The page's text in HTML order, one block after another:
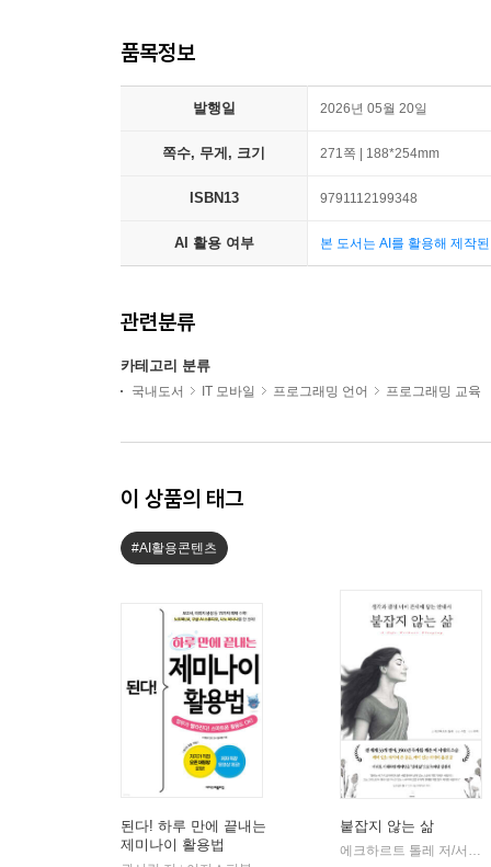
품목정보
발행일 2026년 05월 20일
쪽수, 무게, 크기 271쪽 | 188*254mm
ISBN13 9791112199348
AI 활용 여부 본 도서는 AI를 활용해 제작
관련분류
카테고리 분류
국내도서 IT 모바일 프로그래밍 언어 프로그래밍 교육
이 상품의 태그
#AI활용콘텐츠
된다! 하루 만에 끝내는
제미나이 활용법
붙잡지 않는 삶
에크하르트 톨레 저/서진 편/루카 역